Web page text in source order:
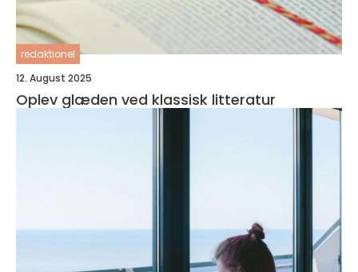
redaktionel
12. August 2025
Oplev glæden ved klassisk litteratur